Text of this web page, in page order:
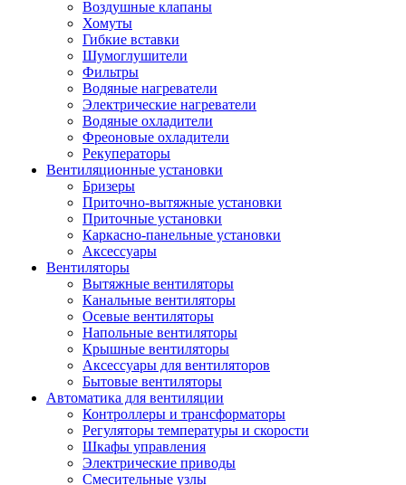
Воздушные клапаны
Хомуты
Гибкие вставки
Шумоглушители
Фильтры
Водяные нагреватели
Электрические нагреватели
Водяные охладители
Фреоновые охладители
Рекуператоры
Вентиляционные установки
Бризеры
Приточно-вытяжные установки
Приточные установки
Каркасно-панельные установки
Аксессуары
Вентиляторы
Вытяжные вентиляторы
Канальные вентиляторы
Осевые вентиляторы
Напольные вентиляторы
Крышные вентиляторы
Аксессуары для вентиляторов
Бытовые вентиляторы
Автоматика для вентиляции
Контроллеры и трансформаторы
Регуляторы температуры и скорости
Шкафы управления
Электрические приводы
Смесительные узлы